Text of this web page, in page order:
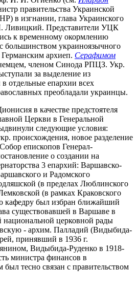
правительства Украинской
в изгнании, глава Украинского
Ливицкий. Представители УЦК
к временному окормлению
большинством украиноязычного
архиеп. Серафимом
членом Синода РПЦЗ. Укр.
за выделение из
отдельные епархии всех
преобладали украинцы.
в качестве предстоятеля
Церкви в Генеральной
следующие условия:
происхождения, новое разделение
епископов Генерал-
о создании на
3 епархий: Варшавско-
и Радомского
(в пределах Люблинского
(в рамках Краковского
кафедру был избран ближайший
существовавшей в Варшаве в
национальной церковной рады
- архим. Палладий (Видыбида-
принявший в 1936 г.
Видыбида-Руденко в 1918-
министра финансов в
был тесно связан с правительством